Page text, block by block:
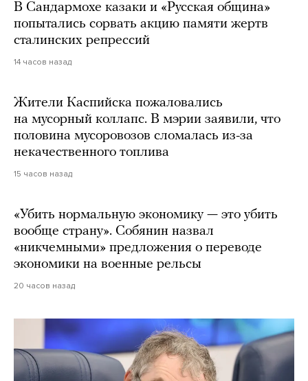
В Сандармохе казаки и «Русская община»
попытались сорвать акцию памяти жертв
сталинских репрессий
14 часов назад
Жители Каспийска пожаловались
на мусорный коллапс. В мэрии заявили, что
половина мусоровозов сломалась из-за
некачественного топлива
15 часов назад
«Убить нормальную экономику — это убить
вообще страну». Собянин назвал
«никчемными» предложения о переводе
экономики на военные рельсы
20 часов назад